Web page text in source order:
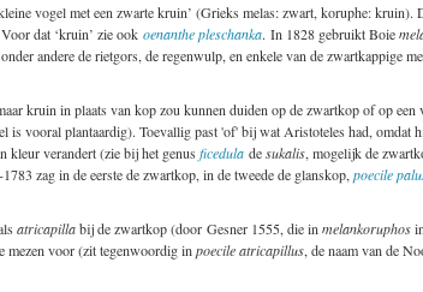
vogel met een zwarte kruin’ (Grieks melas: zwart, koruphe: kruin).
dat ‘kruin’ zie ook oenanthe pleschanka. In 1828 gebruikt Boie
andere de rietgors, de regenwulp, en enkele van de zwartkappige
kruin in plaats van kop zou kunnen duiden op de zwartkop of op een
is vooral plantaardig). Toevallig past 'of' bij wat Aristoteles had, omdat
kleur verandert (zie bij het genus ficedula desukalis, mogelijk de
zag in de eerste de zwartkop, in de tweede de glanskop, poecile
atricapillabij de zwartkop (door Gesner 1555, die in melankoruphos
mezen voor (zit tegenwoordig inpoecile atricapillus, de naam van de